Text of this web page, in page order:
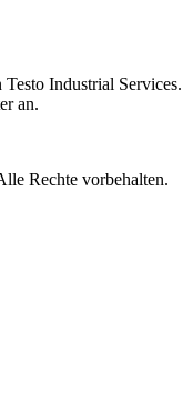
Industrial Services.
an.
Rechte vorbehalten.